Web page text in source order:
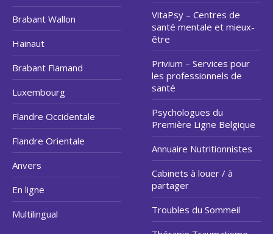
Brabant Wallon
Hainaut
Brabant Flamand
Luxembourg
Flandre Occidentale
Flandre Orientale
Anvers
En ligne
Multilingual
VitaPsy – Centres de
santé mentale et mieux-
être
Privium – Services pour
les professionnels de
santé
Psychologues du
Première Ligne Belgique
Annuaire Nutritionnistes
Cabinets à louer / à
partager
Troubles du Sommeil